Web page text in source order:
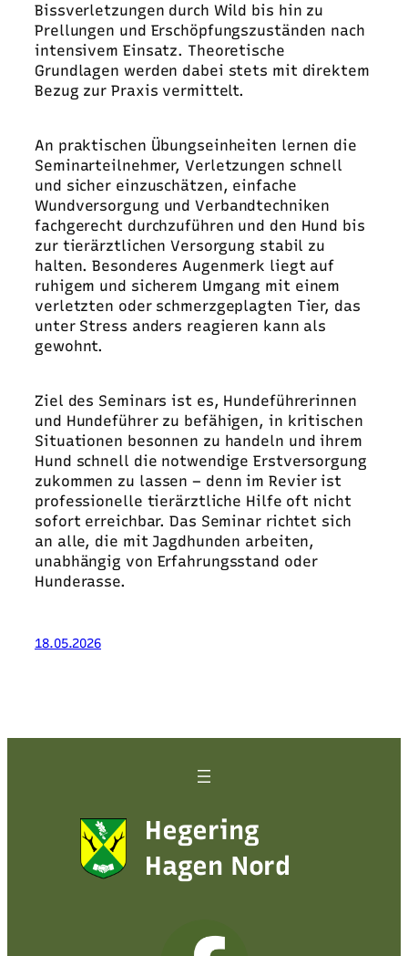
Bissverletzungen durch Wild bis hin zu
Prellungen und Erschöpfungszuständen nach
intensivem Einsatz. Theoretische
Grundlagen werden dabei stets mit direktem
Bezug zur Praxis vermittelt.
An praktischen Übungseinheiten lernen die
Seminarteilnehmer, Verletzungen schnell
und sicher einzuschätzen, einfache
Wundversorgung und Verbandtechniken
fachgerecht durchzuführen und den Hund bis
zur tierärztlichen Versorgung stabil zu
halten. Besonderes Augenmerk liegt auf
ruhigem und sicherem Umgang mit einem
verletzten oder schmerzgeplagten Tier, das
unter Stress anders reagieren kann als
gewohnt.
Ziel des Seminars ist es, Hundeführerinnen
und Hundeführer zu befähigen, in kritischen
Situationen besonnen zu handeln und ihrem
Hund schnell die notwendige Erstversorgung
zukommen zu lassen – denn im Revier ist
professionelle tierärztliche Hilfe oft nicht
sofort erreichbar. Das Seminar richtet sich
an alle, die mit Jagdhunden arbeiten,
unabhängig von Erfahrungsstand oder
Hunderasse.
18.05.2026
Hegering
Hagen Nord